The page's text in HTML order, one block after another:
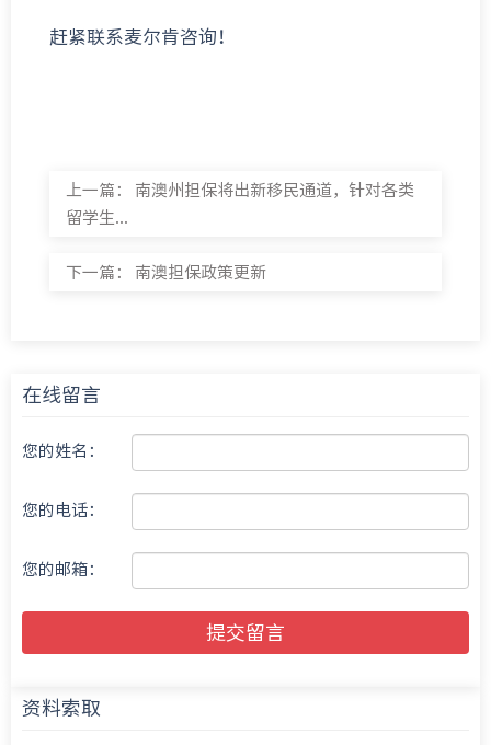
赶紧联系麦尔肯咨询！
上一篇： 南澳州担保将出新移民通道，针对各类
留学生...
下一篇： 南澳担保政策更新
在线留言
您的姓名：
您的电话：
您的邮箱：
提交留言
资料索取